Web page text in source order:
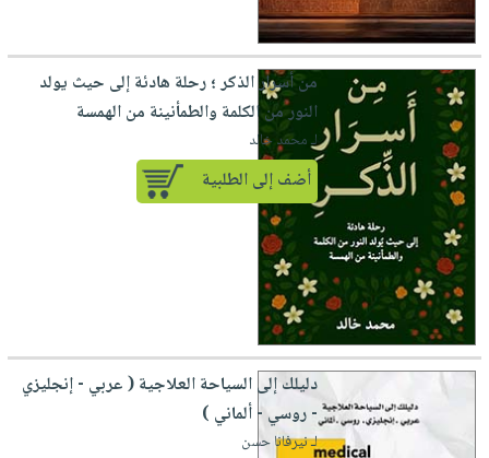
من أسرار الذكر ؛ رحلة هادئة إلى حيث يولد
النور من الكلمة والطمأنينة من الهمسة
لـ محمد خالد
أضف إلى الطلبية
دليلك إلى السياحة العلاجية ( عربي - إنجليزي
- روسي - ألماني )
لـ نيرفانا حسن